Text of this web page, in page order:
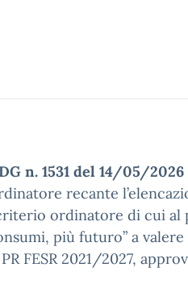
n. 1531 del 14/05/2026
recante
ordinatore di cui al
più futuro” a valere
FESR 2021/2027,